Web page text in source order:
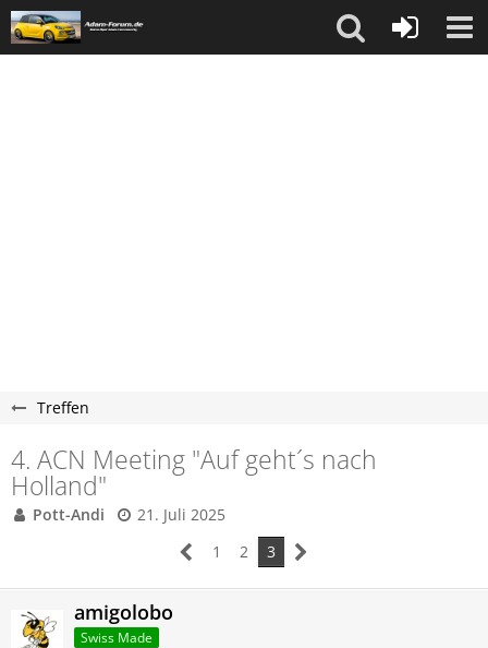
Treffen
4. ACN Meeting "Auf geht´s nach
Holland"
Pott-Andi
21. Juli 2025
1
2 3
amigolobo
Swiss Made